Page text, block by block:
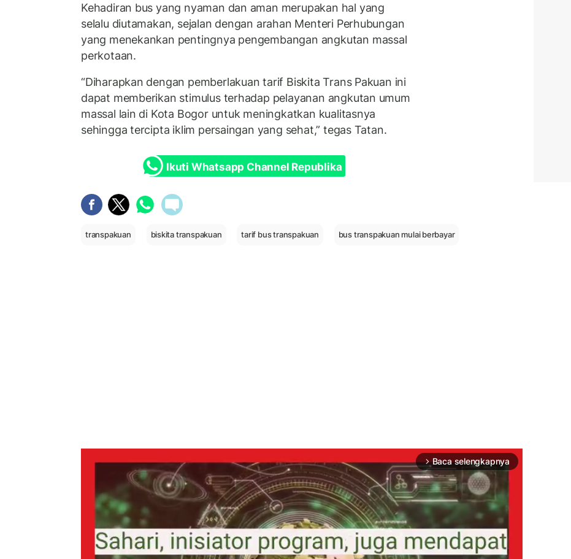
Kehadiran bus yang nyaman dan aman merupakan hal yang
selalu diutamakan, sejalan dengan arahan Menteri Perhubungan
yang menekankan pentingnya pengembangan angkutan massal
perkotaan.
“Diharapkan dengan pemberlakuan tarif Biskita Trans Pakuan ini
dapat memberikan stimulus terhadap pelayanan angkutan umum
massal lain di Kota Bogor untuk meningkatkan kualitasnya
sehingga tercipta iklim persaingan yang sehat,” tegas Tatan.
Ikuti Whatsapp Channel Republika
transpakuan biskita transpakuan tarif bus transpakuan bus transpakuan mulai berbayar
arrow_forward_ios Baca selengkapnya